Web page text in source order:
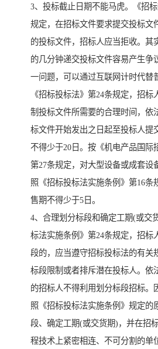
3、投标截止日期不能马虎。《招
规定，在招标文件要求提交投标文
的投标文件，招标人应当拒收。其
的几分钟递交投标文件容易产生争
一问题，可以通过互联网计时代替
《招标投标法》第24条规定，招
制投标文件所需要的合理时间，依
标文件开始发出之日起至投标人提
不得少于20日。按《机电产品国际
第27条规定，对大型设备或成套设
照《招标投标法实施条例》第16条
售期不得少于5日。
4、合理划分标段和确定工期(或交
标法实施条例》第24条规定，招标
段的，应当遵守招标投标法的有关
标段限制或者排斥潜在投标人。依
的招标人不得利用划分标段招标。
照《招标投标法实施条例》规定的
段、确定工期(或交货期)，并在招
程技术上紧密相连、不可分割的单